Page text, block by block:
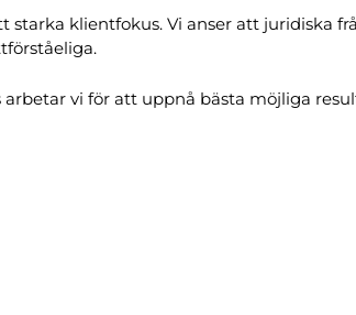
klientfokus. Vi anser att juridiska
vi för att uppnå bästa möjliga